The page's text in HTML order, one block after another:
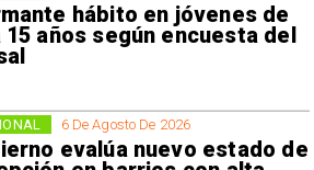
hábito en jóvenes de
15 años según encuesta del
6 De Agosto De 2026
evalúa nuevo estado de